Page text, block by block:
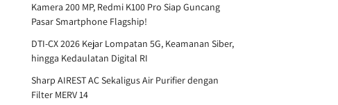
Kamera 200 MP, Redmi K100 Pro Siap Guncang
Pasar Smartphone Flagship!
DTI-CX 2026 Kejar Lompatan 5G, Keamanan Siber,
hingga Kedaulatan Digital RI
Sharp AIREST AC Sekaligus Air Purifier dengan
Filter MERV 14